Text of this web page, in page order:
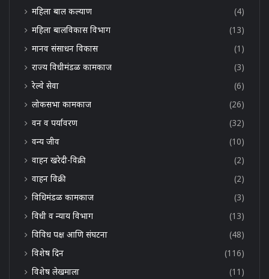
महिला बाल कल्याण
(4)
महिला बालविकास विभाग
(13)
मानव संसाधन विकास
(1)
राज्य विधीमंडळ कामकाज
(3)
रेल्वे सेवा
(6)
लोकसभा कामकाज
(26)
वन व पर्यावरण
(32)
वन्य जीव
(10)
वाहन खरेदी-विक्री
(2)
वाहन विक्री
(2)
विधिमंडळ कामकाज
(3)
विधी व न्याय विभाग
(13)
विविध पक्ष आणि संघटना
(48)
विशेष दिन
(116)
विशेष लेखमाला
(11)